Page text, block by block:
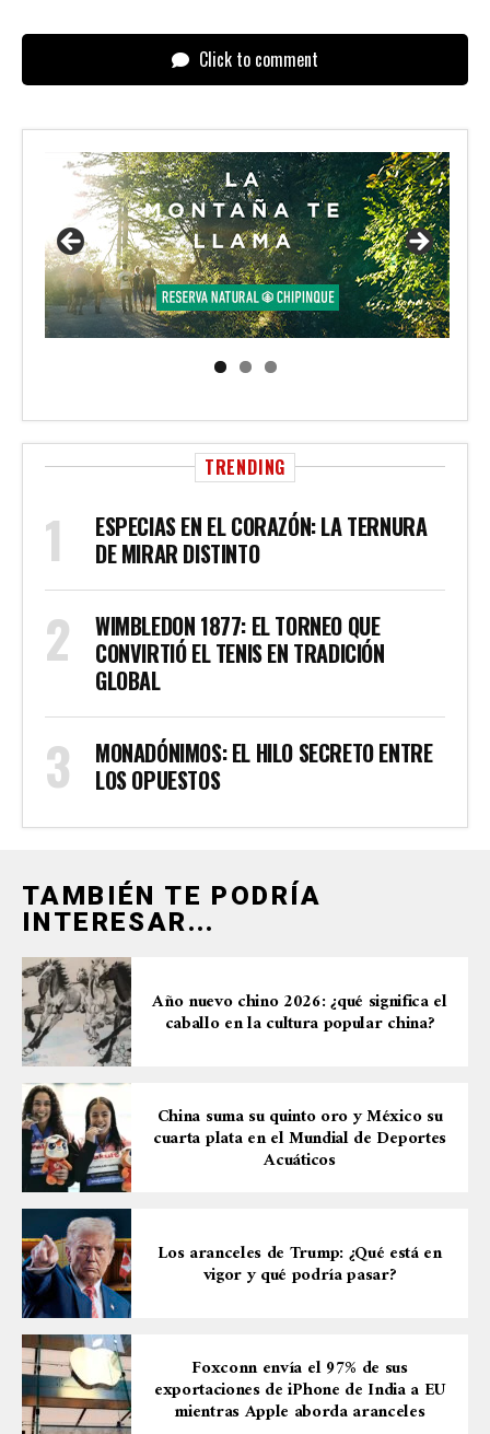
Click to comment
TRENDING
ESPECIAS EN EL CORAZÓN: LA TERNURA
DE MIRAR DISTINTO
WIMBLEDON 1877: EL TORNEO QUE
CONVIRTIÓ EL TENIS EN TRADICIÓN
GLOBAL
MONADÓNIMOS: EL HILO SECRETO ENTRE
LOS OPUESTOS
TAMBIÉN TE PODRÍA
INTERESAR...
Año nuevo chino 2026: ¿qué significa el
caballo en la cultura popular china?
China suma su quinto oro y México su
cuarta plata en el Mundial de Deportes
Acuáticos
Los aranceles de Trump: ¿Qué está en
vigor y qué podría pasar?
Foxconn envía el 97% de sus
exportaciones de iPhone de India a EU
mientras Apple aborda aranceles